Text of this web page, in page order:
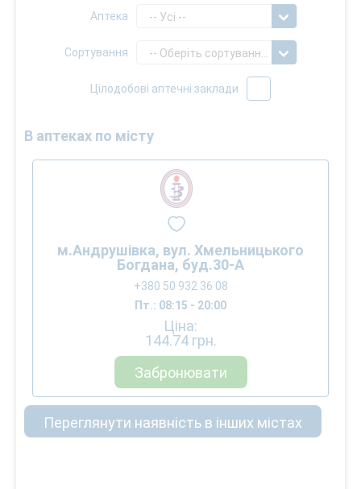
Аптека -- Усі --
Сортування
Цілодобові аптечні заклади
В аптеках по місту
м.Андрушівка, вул. Хмельницького
Богдана, буд.30-А
+380 50 932 36 08
Пт.: 08:15 - 20:00
Ціна:
144.74 грн.
Забронювати
Переглянути наявність в інших містах